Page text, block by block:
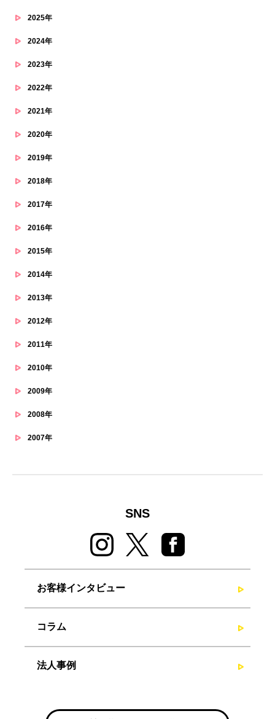
2025年
2024年
2023年
2022年
2021年
2020年
2019年
2018年
2017年
2016年
2015年
2014年
2013年
2012年
2011年
2010年
2009年
2008年
2007年
SNS
お客様インタビュー
コラム
法人事例